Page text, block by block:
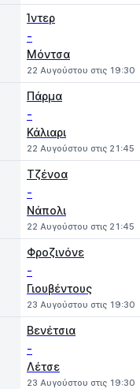
Ίντερ
-
Μόντσα
22 Αυγούστου στις 19:30
Πάρμα
-
Κάλιαρι
22 Αυγούστου στις 21:45
Τζένοα
-
Νάπολι
22 Αυγούστου στις 21:45
Φροζινόνε
-
Γιουβέντους
23 Αυγούστου στις 19:30
Βενέτσια
-
Λέτσε
23 Αυγούστου στις 19:30